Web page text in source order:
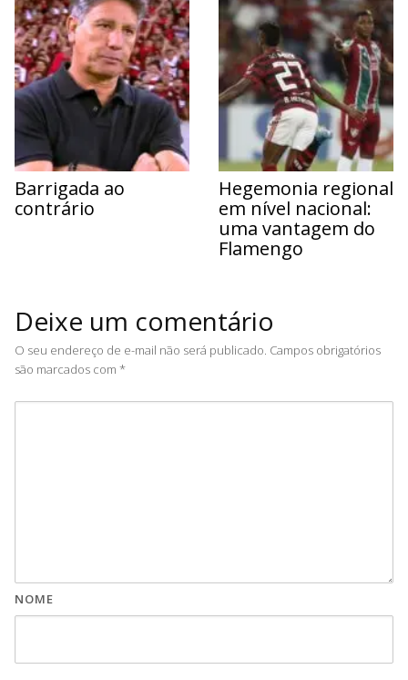
Barrigada ao
contrário
Hegemonia regional
em nível nacional:
uma vantagem do
Flamengo
Deixe um comentário
O seu endereço de e-mail não será publicado. Campos obrigatórios
são marcados com *
NOME